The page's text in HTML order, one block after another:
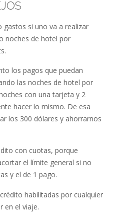
gastos si uno va a realizar
noches de hotel por
los pagos que puedan
las noches de hotel por
con una tarjeta y 2
hacer lo mismo. De esa
los 300 dólares y ahorrarnos
con cuotas, porque
el límite general si no
y el de 1 pago.
habilitadas por cualquier
en el viaje.